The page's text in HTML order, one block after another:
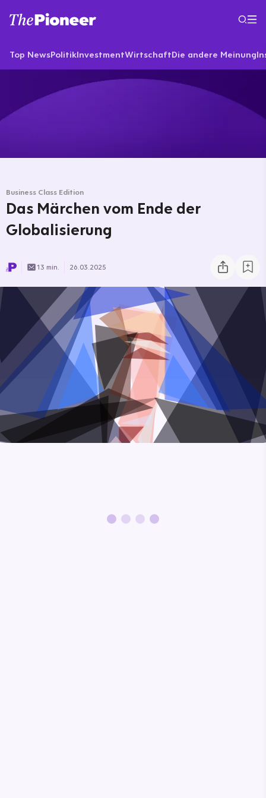
Top NewsPolitikInvestmentWirtschaftDie andere Meinung
Business Class Edition
Das Märchen vom Ende der
Globalisierung
13 min. 26.03.2025